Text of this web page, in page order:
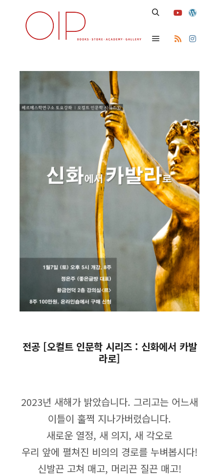
전공 [오컬트 인문학 시리즈 : 신화에서 카발
라로]
2023년 새해가 밝았습니다. 그리고는 어느새
이틀이 훌쩍 지나가버렸습니다.
새로운 열정, 새 의지, 새 각오로
우리 앞에 펼쳐진 비의의 경로를 누벼봅시다!
신발끈 고쳐 매고, 머리끈 질끈 매고!